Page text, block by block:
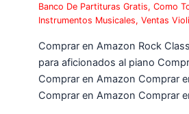
Banco De Partituras Gratis,Como
Instrumentos Musicales,Ventas
Comprar en Amazon Rock
para aficionados al piano
Comprar en Amazon Comprar
Comprar en Amazon Comprar